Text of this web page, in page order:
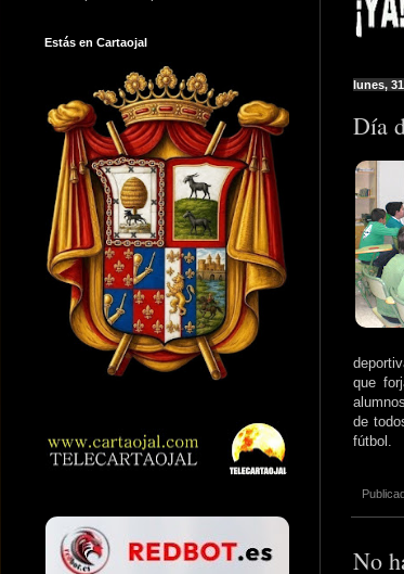
lunes,
Día
que
de
fútbol.
No
Estás en Cartaojal